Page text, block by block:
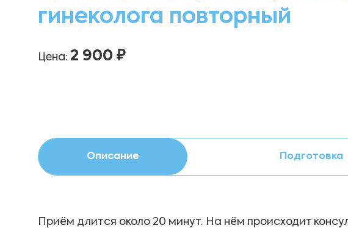
гинеколога повторный
Цена: 2 900 ₽
Описание Подготовка
Приём длится около 20 минут. На нём происходит